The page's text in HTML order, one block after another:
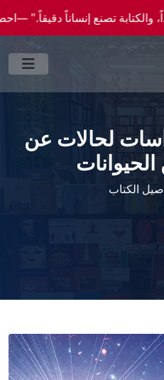
دقيقاً." —احصل علي عروض وخصومات خاصة
لحالات عن
الحيوانات
الكتاب